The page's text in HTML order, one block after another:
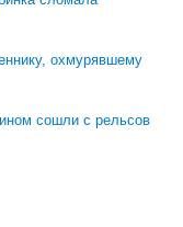
охмурявшему
сошли с рельсов